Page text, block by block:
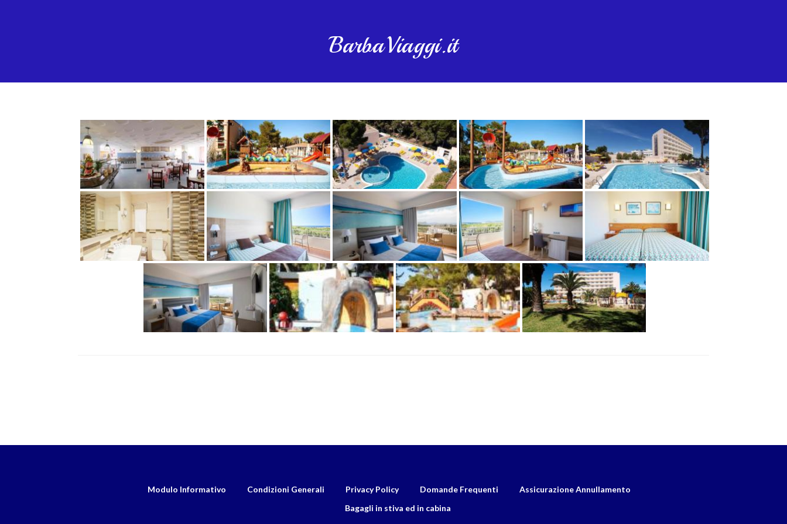
BarbaViaggi.it
Modulo Informativo Condizioni Generali Privacy Policy Domande Frequenti
Assicurazione Annullamento
Bagagli in stiva ed in cabina